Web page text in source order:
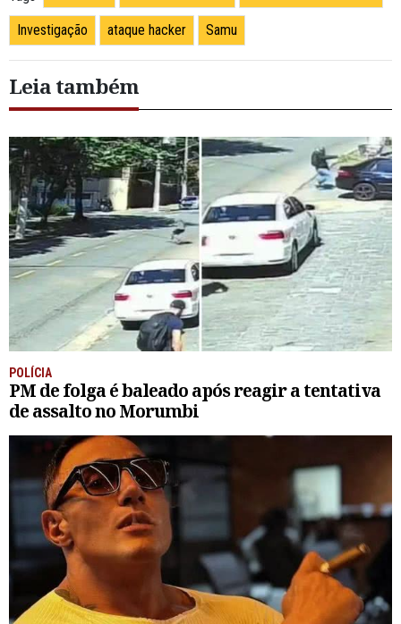
Investigação ataque hacker Samu
Leia também
POLÍCIA
PM de folga é baleado após reagir a tentativa
de assalto no Morumbi